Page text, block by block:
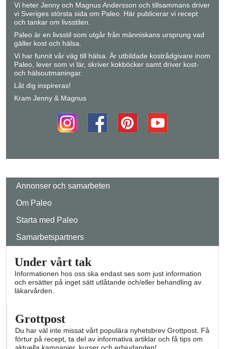
Vi heter Jenny och Magnus Andersson och tillsammans driver
vi Sveriges största sida om Paleo. Här publicerar vi recept
och tankar om livsstilen.
Paleo är en livsstil som utgår från människans ursprung vad
gäller kost och hälsa.
Vi har funnit vår väg till hälsa. Är utbildade kostrådgivare inom
Paleo, lever som vi lär, skriver kokböcker samt driver kost-
och hälsoutmaningar.
Låt dig inspireras!
Kram Jenny & Magnus
Annonser och samarbeten
Om Paleo
Starta med Paleo
Samarbetspartners
Under vårt tak
Informationen hos oss ska endast ses som just information
och ersätter på inget sätt utlåtande och/eller behandling av
läkarvården.
Grottpost
Du har väl inte missat vårt populära nyhetsbrev Grottpost. Få
förtur på recept, ta del av informativa artiklar och få tips om
aktuella kampanjer, kurser och erbjudanden!